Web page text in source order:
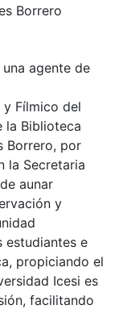
Borrero
agente de
Fílmico del
la Biblioteca
Borrero, por
la Secretaria
aunar
y
estudiantes e
propiciando el
Icesi es
facilitando